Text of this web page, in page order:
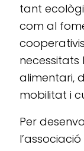
tant
com al
necessitats
alimentari,
mobilitat i
Per